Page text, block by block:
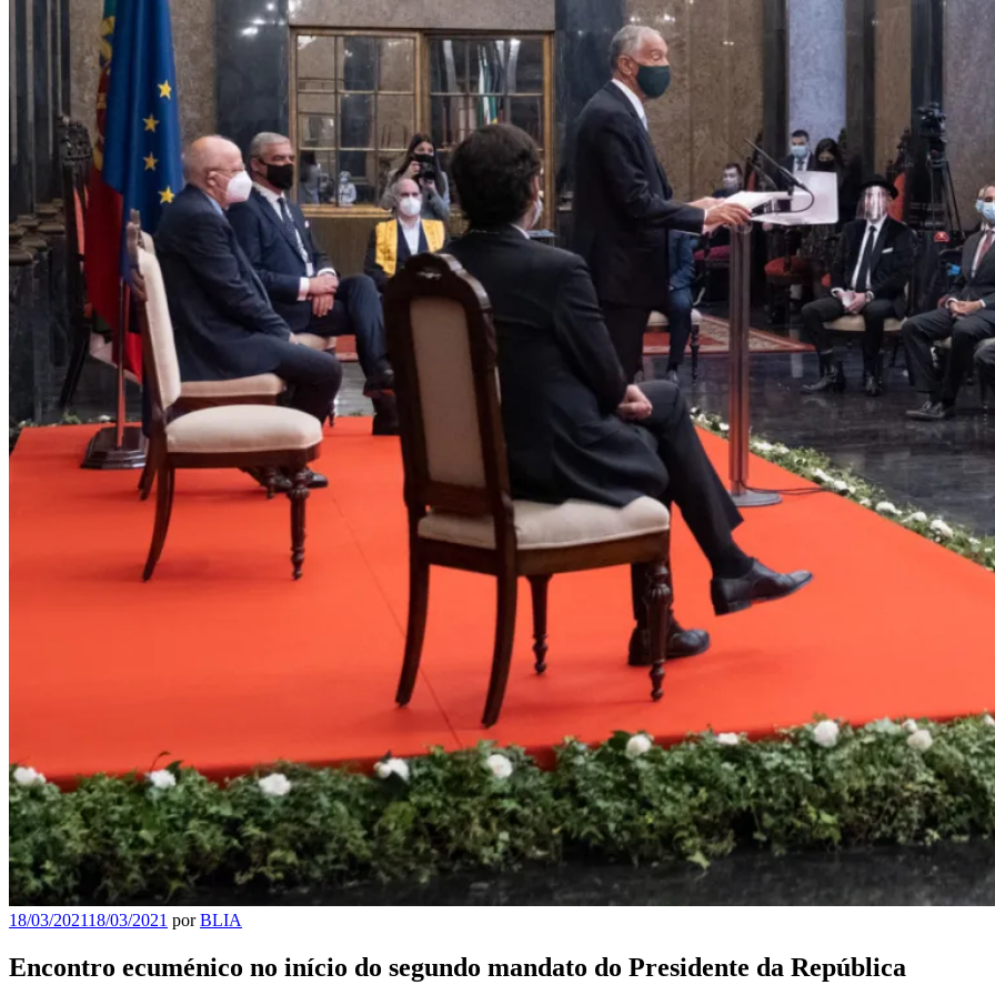
18/03/202118/03/2021 porBLIA
Encontro ecuménico no início do segundo mandato do Presidente da República